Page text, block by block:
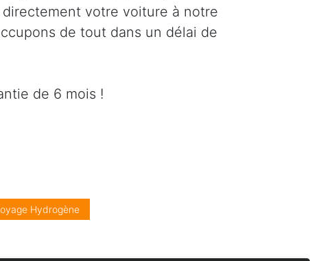
votre voiture à notre
de tout dans un délai de
de 6 mois !
Hydrogène